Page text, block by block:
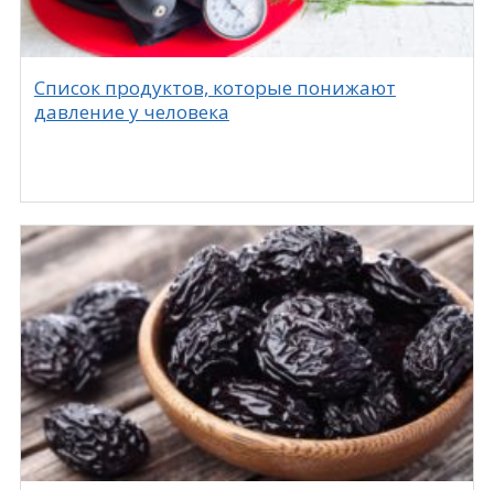
Список продуктов, которые понижают
давление у человека